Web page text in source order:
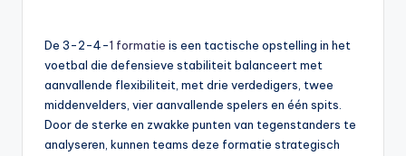
De 3-2-4-1 formatie is een tactische opstelling in het
voetbal die defensieve stabiliteit balanceert met
aanvallende flexibiliteit, met drie verdedigers, twee
middenvelders, vier aanvallende spelers en één spits.
Door de sterke en zwakke punten van tegenstanders te
analyseren, kunnen teams deze formatie strategisch